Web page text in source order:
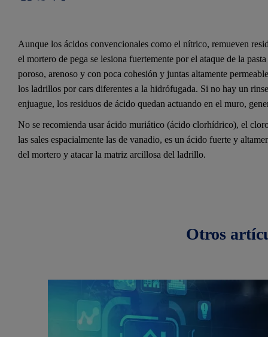
Aunque los ácidos convencionales como el nítrico, remueven
el mortero de pega se lesiona fuertemente por el ataque de la
poroso, arenoso y con poca cohesión y juntas altamente
los ladrillos por cars diferentes a la hidrófugada. Si no hay un
enjuague, los residuos de ácido quedan actuando en el muro,
No se recomienda usar ácido muriático (ácido clorhídrico), el
las sales espacialmente las de vanadio, es un ácido fuerte y
del mortero y atacar la matriz arcillosa del ladrillo.
Otros